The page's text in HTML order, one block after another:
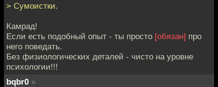
> Сумоистки.
Камрад!
Если есть подобный опыт - ты просто [обязан] про
него поведать.
Без физиологических деталей - чисто на уровне
психологии!!!
bqbr0 »